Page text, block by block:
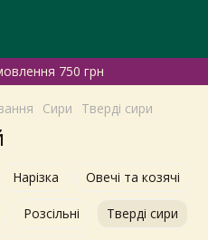
750 грн
Сири Тверді сири
Нарізка Овечі та козячі
Розсільні Тверді сири